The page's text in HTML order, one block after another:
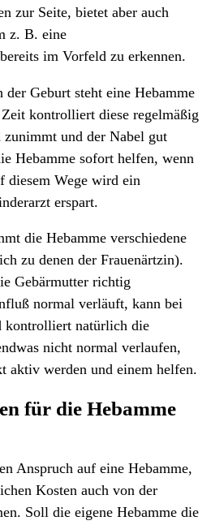
zur Seite, bietet aber auch
z. B. eine
im Vorfeld zu erkennen.
der Geburt steht eine Hebamme
kontrolliert diese regelmäßig
zunimmt und der Nabel gut
Hebamme sofort helfen, wenn
diesem Wege wird ein
erspart.
die Hebamme verschiedene
zu denen der Frauenärtzin).
Gebärmutter richtig
normal verläuft, kann bei
kontrolliert natürlich die
nicht normal verlaufen,
aktiv werden und einem helfen.
für die Hebamme
Anspruch auf eine Hebamme,
Kosten auch von der
Soll die eigene Hebamme die